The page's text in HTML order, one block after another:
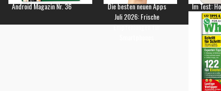
Android Magazin Nr. 36
Die besten neuen Apps
Juli 2026: Frische
Empfehlungen für
Im Test: